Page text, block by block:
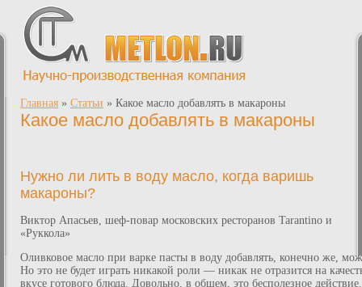
Главная » Статьи » Какое масло добавлять в макароны
Какое масло добавлять в макароны
Нужно ли лить в воду масло, когда варишь
макароны?
Виктор Апасьев, шеф-повар московских ресторанов Tarantino и
«Руккола»
Оливковое масло при варке пасты в воду добавлять, конечно же,
Но это не будет играть никакой роли — никак не отразится на
вкусе готового блюда. Довольно, в общем, это бесполезное действие.